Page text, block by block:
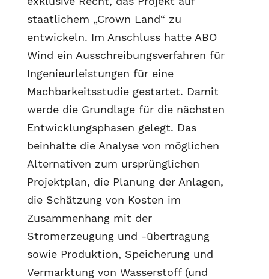
staatlichem „Crown Land“ zu
entwickeln. Im Anschluss hatte ABO
Wind ein Ausschreibungsverfahren für
Ingenieurleistungen für eine
Machbarkeitsstudie gestartet. Damit
werde die Grundlage für die nächsten
Entwicklungsphasen gelegt. Das
beinhalte die Analyse von möglichen
Alternativen zum ursprünglichen
Projektplan, die Planung der Anlagen,
die Schätzung von Kosten im
Zusammenhang mit der
Stromerzeugung und -übertragung
sowie Produktion, Speicherung und
Vermarktung von Wasserstoff (und